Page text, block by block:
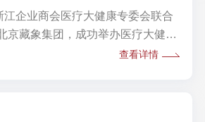
企业商会医疗大健康专委会联合
京藏象集团，成功举办医疗大健康
活动特邀中国中医科学院研究员、
查看详情